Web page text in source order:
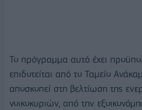
Το πρόγραμμα αυτό έχει
επιδοτείται από το Ταμείο
αποσκοπεί στη βελτίωση της
νοικοκυριών, από την